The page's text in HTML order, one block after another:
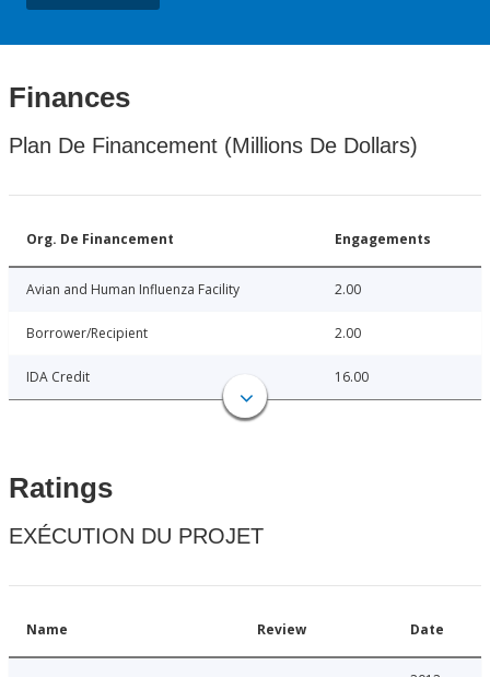
Finances
Plan De Financement (Millions De Dollars)
Org. De Financement Engagements
Avian and Human Influenza Facility 2.00
Borrower/Recipient 2.00
IDA Credit 16.00
Ratings
EXÉCUTION DU PROJET
Name Review Date